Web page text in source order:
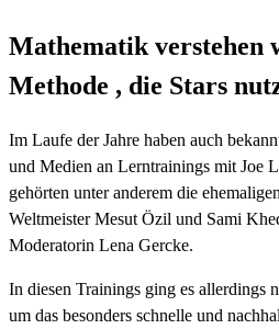
Mathematik verstehen
Methode , die Stars
Im Laufe der Jahre haben auch
und Medien an Lerntrainings mit Joe
gehörten unter anderem die
WeltmeisterMesut Özil und Sami
Moderatorin Lena Gercke.
In diesen Trainings ging es allerdings
um das besonders schnelle und